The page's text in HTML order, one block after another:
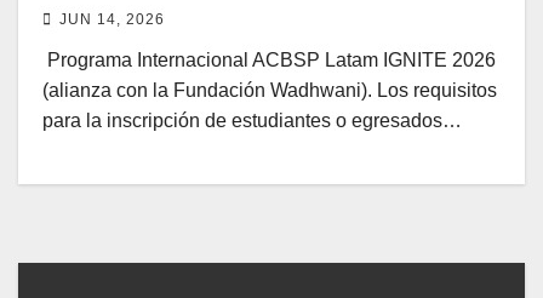
JUN 14, 2026
Programa Internacional ACBSP Latam IGNITE 2026
(alianza con la Fundación Wadhwani). Los requisitos
para la inscripción de estudiantes o egresados…